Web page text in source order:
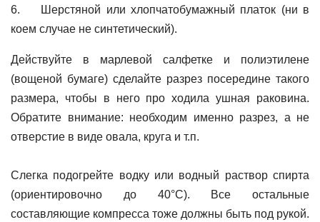
6. Шерстяной или хлопчатобумажный платок (ни в
коем случае не синтетический).
Действуйте в марлевой салфетке и полиэтилене
(вощеной бумаге) сделайте разрез посередине такого
размера, чтобы в него про ходила ушная раковина.
Обратите внимание: необходим именно разрез, а не
отверстие в виде овала, круга и т.п.
Слегка подогрейте водку или водный раствор спирта
(ориентировочно до 40°С). Все остальные
составляющие компресса тоже должны быть под рукой.